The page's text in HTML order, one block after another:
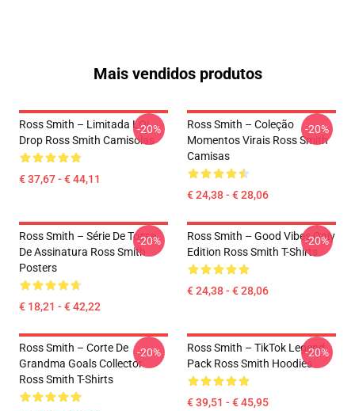
Mais vendidos produtos
Ross Smith – Limitada LOL
Drop Ross Smith Camisolas
€ 37,67 - € 44,11
-20%
Ross Smith – Coleção
Momentos Virais Ross Smith
Camisas
€ 24,38 - € 28,06
-20%
Ross Smith – Série De Tosse
De Assinatura Ross Smith
Posters
€ 18,21 - € 42,22
-20%
Ross Smith – Good Vibes Only
Edition Ross Smith T-Shirts
€ 24,38 - € 28,06
-20%
Ross Smith – Corte De
Grandma Goals Collector
Ross Smith T-Shirts
-20%
Ross Smith – TikTok Legend
Pack Ross Smith Hoodies
€ 39,51 - € 45,95
-20%